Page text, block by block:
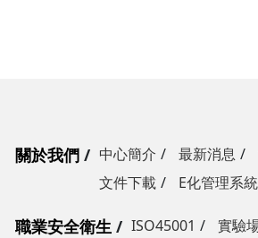
關於我們 中心簡介 最新消息
文件下載
E化管理系統
職業安全衛生 ISO45001 實驗